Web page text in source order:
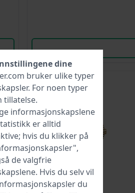
Ny
dine
bruker ulike typer
. For noen typer
tillatelse.
informasjonskapslene
er alltid
hvis du klikker på
de valgfrie
Hvis du selv vil
du